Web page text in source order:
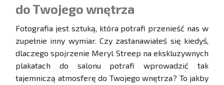
do Twojego wnętrza
Fotografia jest sztuką, która potrafi przenieść nas w
zupełnie inny wymiar. Czy zastanawiałeś się kiedyś,
dlaczego spojrzenie Meryl Streep na ekskluzywnych
plakatach do salonu potrafi wprowadzić tak
tajemniczą atmosferę do Twojego wnętrza? To jakby